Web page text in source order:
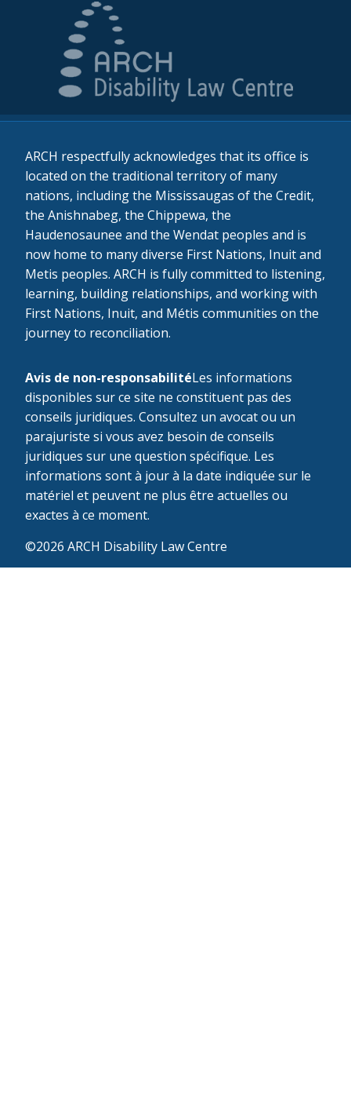
ARCH respectfully acknowledges that its office is
located on the traditional territory of many
nations, including the Mississaugas of the Credit,
the Anishnabeg, the Chippewa, the
Haudenosaunee and the Wendat peoples and is
now home to many diverse First Nations, Inuit and
Metis peoples. ARCH is fully committed to listening,
learning, building relationships, and working with
First Nations, Inuit, and Métis communities on the
journey to reconciliation.
Avis de non-responsabilitéLes informations
disponibles sur ce site ne constituent pas des
conseils juridiques. Consultez un avocat ou un
parajuriste si vous avez besoin de conseils
juridiques sur une question spécifique. Les
informations sont à jour à la date indiquée sur le
matériel et peuvent ne plus être actuelles ou
exactes à ce moment.
©2026 ARCH Disability Law Centre